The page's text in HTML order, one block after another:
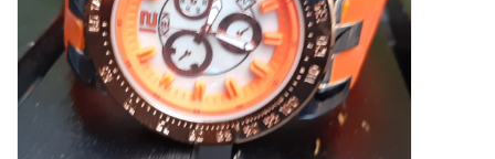
Fashion
ON THE BEACH